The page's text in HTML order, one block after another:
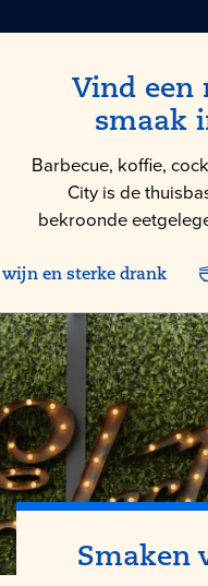
Vind een
smaak
Barbecue, koffie,
City is de
bekroonde
en sterke drank
Smaken